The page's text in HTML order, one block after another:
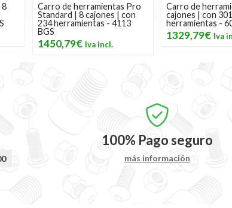
8
Carro de herramientas Pro
Standard | 8 cajones | con
234 herramientas - 4113
BGS
1450,79€
Carro de
cajones | con 301
herramientas -
1329,79€
100% Pago seguro
más información